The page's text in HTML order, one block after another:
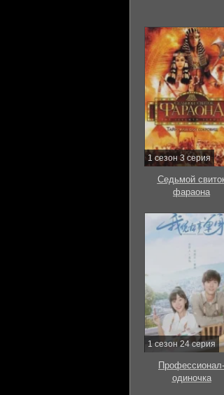
1 сезон 3 серия
Седьмой
фараона
1 сезон 24 серия
Профессионал-
одиночка